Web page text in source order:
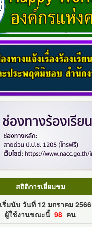
สถิติการเยี่ยมชม
เริ่มนับ วันที่ 12 มกราคม 2566
ผู้ใช้งานขณะนี้ 98 คน